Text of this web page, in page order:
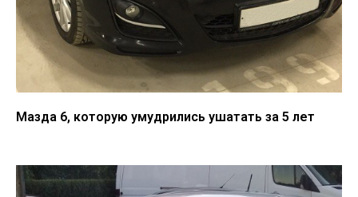
Мазда 6, которую умудрились ушатать за 5 лет